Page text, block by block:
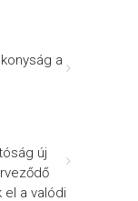
a
új
el a valódi